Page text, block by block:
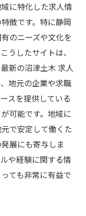
に特化した求人情
徴です。特に静岡
のニーズや文化を
うしたサイトは、
新の沼津土木 求人
地元の企業や求職
スを提供している
可能です。地域に
で安定して働くた
展にも寄与しま
や経験に関する情
ても非常に有益で